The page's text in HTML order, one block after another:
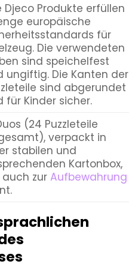
Djeco Produkte erfüllen
europäische
für
Die verwendeten
sind speichelfest
ungiftig. Die Kanten der
sind abgerundet
für Kinder sicher.
(24 Puzzleteile
verpackt in
stabilen und
Kartonbox,
zur Aufbewahrung